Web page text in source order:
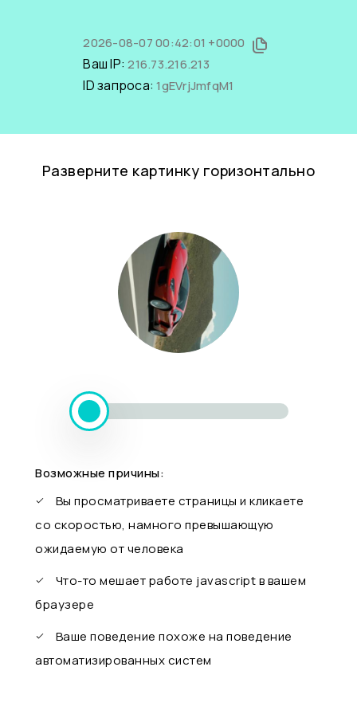
2026-08-07 00:42:01 +0000
Ваш IP:216.73.216.213
ID запроса:1gEVrjJmfqM1
Разверните картинку горизонтально
Возможные причины:
Вы просматриваете страницы и кликаете
со скоростью, намного превышающую
ожидаемую от человека
Что-то мешает работе javascript в вашем
браузере
Ваше поведение похоже на поведение
автоматизированных систем